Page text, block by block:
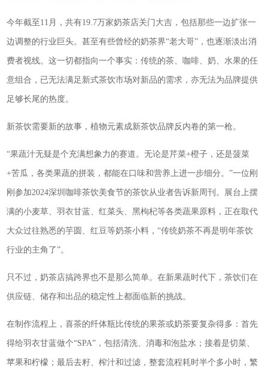
今年截至11月，共有19.7万家奶茶店关门大吉，包括那些一边扩张一
边调整的行业巨头。甚至有些曾经的奶茶界“老大哥”，也逐渐淡出消
费者视线。这一切都指向一个事实：传统的茶、咖啡、奶、水果的任
意组合，已无法满足新式茶饮市场对新品的需求，亦无法为品牌提供
足够长尾的热度。
新茶饮需要新的故事，植物元素成新茶饮品牌反内卷的第一枪。
“果蔬汁无疑是个充满想象力的赛道。无论是芹菜+橙子，还是菠菜
+苦瓜，各类果蔬的拼装，都能在口味和营养上进一步细分。”一位刚
刚参加2024深圳咖啡茶饮美食节的茶饮从业者告诉新周刊。展台上摆
满的小麦草、羽衣甘蓝、红菜头、黑枸杞等各类蔬果原料，正在取代
大众过往熟悉的芋圆、红豆等奶茶小料，“传统奶茶不再是明年茶饮
行业的主角了”。
只不过，奶茶店搞跨界也不是那么简单。在新果蔬时代下，茶饮们在
供应链、储存和出品的稳定性上都面临新的挑战。
在制作流程上，喜茶的纤体瓶比传统的果茶或奶茶要复杂得多：首先
得给羽衣甘蓝做个“SPA”，包括清洗、消毒和泡盐水；接着是切菜、
苹果和柠檬；最后去籽、榨汁和过滤，整套流程耗时半个多小时，繁